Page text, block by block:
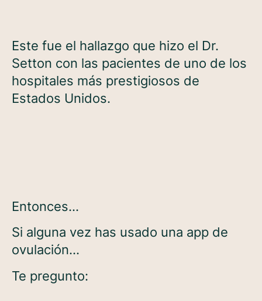
Este fue el hallazgo que hizo el Dr.
Setton con las pacientes de uno de los
hospitales más prestigiosos de
Estados Unidos.
Entonces…
Si alguna vez has usado una app de
ovulación…
Te pregunto: